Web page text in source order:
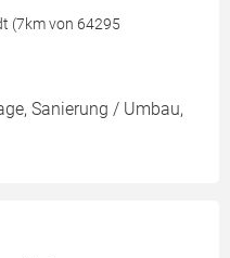
(7km von 64295
Sanierung / Umbau,